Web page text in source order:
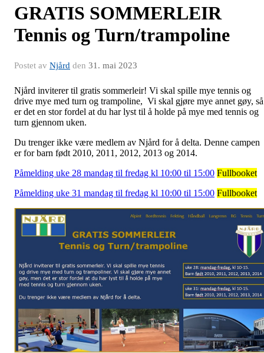
GRATIS SOMMERLEIR
Tennis og Turn/trampoline
Postet av Njård den 31. mai 2023
Njård inviterer til gratis sommerleir! Vi skal spille mye tennis og
drive mye med turn og trampoline, Vi skal gjøre mye annet gøy, så
er det en stor fordel at du har lyst til å holde på mye med tennis og
turn gjennom uken.
Du trenger ikke være medlem av Njård for å delta. Denne campen
er for barn født 2010, 2011, 2012, 2013 og 2014.
Påmelding uke 28 mandag til fredag kl 10:00 til 15:00 Fullbooket
Påmelding uke 31 mandag til fredag kl 10:00 til 15:00 Fullbooket